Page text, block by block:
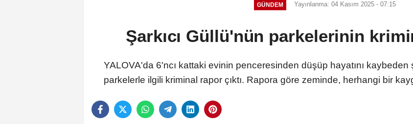
GÜNDEM Yayınlanma: 04 Kasım 2025 - 07:15
Şarkıcı Güllü'nün parkelerinin
YALOVA'da 6'ncı kattaki evinin penceresinden düşüp hayatını kaybeden
parkelerle ilgili kriminal rapor çıktı. Rapora göre zeminde, herhangi bir